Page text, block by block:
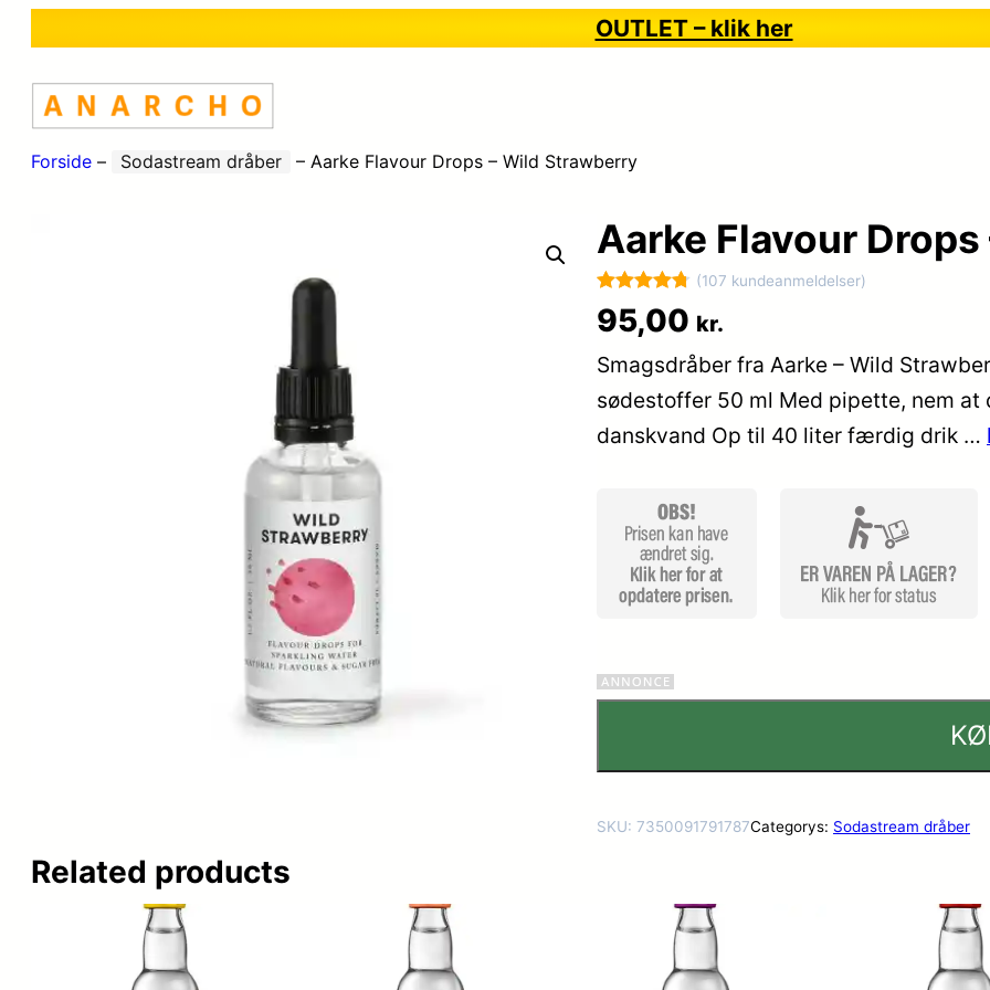
OUTLET – klik her
Forside – Sodastream dråber – Aarke Flavour Drops – Wild Strawberry
Aarke Flavour
Bedømt
som4.8
ud af 5
baseret på
107
mmelser
(107 kundeanmeldelser)
95,00 kr.
Smagsdråber fra Aarke – Wild
sødestoffer 50 ml Med pipette, nem at
danskvand Op til 40 liter færdig drik …
SKU: 7350091791787Categorys: Sodastream dråber
Related products